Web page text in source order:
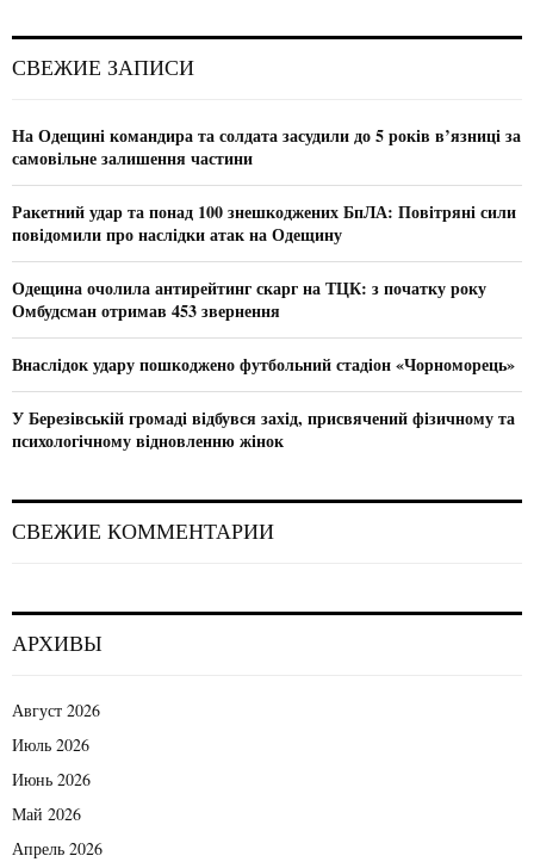
h
o
r
СВЕЖИЕ ЗАПИСИ
На Одещині командира та солдата засудили до 5 років в’язниці за
самовільне залишення частини
Ракетний удар та понад 100 знешкоджених БпЛА: Повітряні сили
повідомили про наслідки атак на Одещину
Одещина очолила антирейтинг скарг на ТЦК: з початку року
Омбудсман отримав 453 звернення
Внаслідок удару пошкоджено футбольний стадіон «Чорноморець»
У Березівській громаді відбувся захід, присвячений фізичному та
психологічному відновленню жінок
СВЕЖИЕ КОММЕНТАРИИ
АРХИВЫ
Август 2026
Июль 2026
Июнь 2026
Май 2026
Апрель 2026